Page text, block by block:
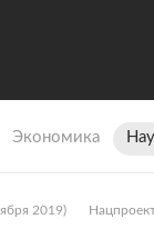
Экономика
2019)